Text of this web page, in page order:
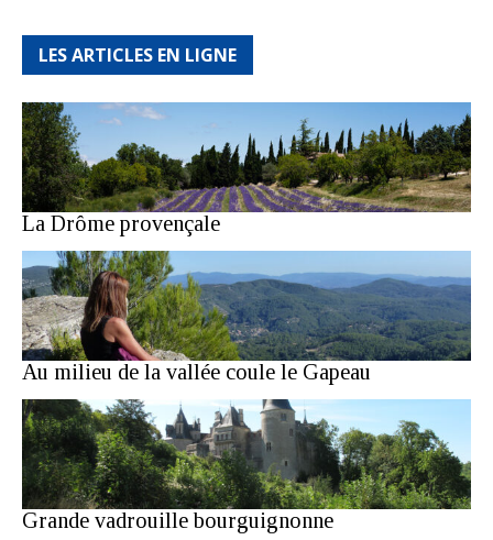
LES ARTICLES EN LIGNE
La Drôme provençale
Au milieu de la vallée coule le Gapeau
Grande vadrouille bourguignonne